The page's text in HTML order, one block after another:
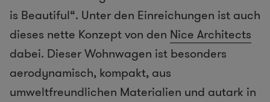
is Beautiful“. Unter den Einreichungen ist auch
dieses nette Konzept von den Nice Architects
dabei. Dieser Wohnwagen ist besonders
aerodynamisch, kompakt, aus
umweltfreundlichen Materialien und autark in